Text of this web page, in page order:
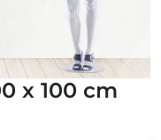
x 100 cm